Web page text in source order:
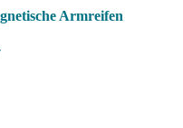
Armreifen